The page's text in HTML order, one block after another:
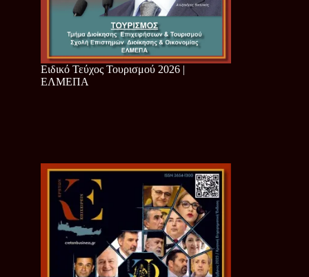
Ειδικό Τεύχος Τουρισμού 2026 |
ΕΛΜΕΠΑ